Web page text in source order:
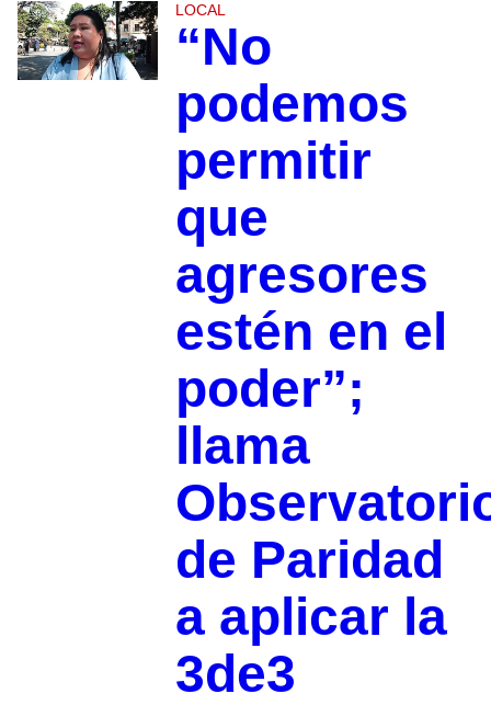
LOCAL
“No
podemos
permitir
que
agresores
estén en el
poder”;
llama
de Paridad
a aplicar la
3de3